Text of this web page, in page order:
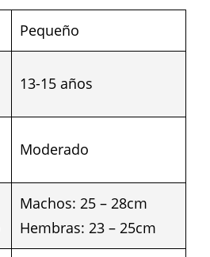
Pequeño
13-15 años
Moderado
Machos: 25 – 28cm
Hembras: 23 – 25cm